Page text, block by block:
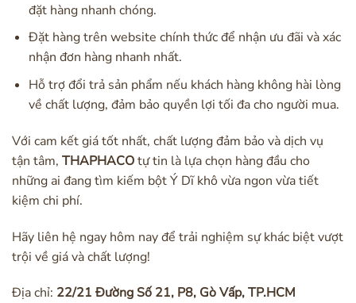
đặt hàng nhanh chóng.
Đặt hàng trên website chính thức để nhận ưu đãi và xác
nhận đơn hàng nhanh nhất.
Hỗ trợ đổi trả sản phẩm nếu khách hàng không hài lòng
về chất lượng, đảm bảo quyền lợi tối đa cho người mua.
Với cam kết giá tốt nhất, chất lượng đảm bảo và dịch vụ
tận tâm, THAPHACOtự tin là lựa chọn hàng đầu cho
những ai đang tìm kiếm bột Ý Dĩ khô vừa ngon vừa tiết
kiệm chi phí.
Hãy liên hệ ngay hôm nay để trải nghiệm sự khác biệt vượt
trội về giá và chất lượng!
Địa chỉ: 22/21 Đường Số 21, P8, Gò Vấp, TP.HCM